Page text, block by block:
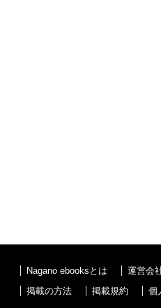
Nagano ebooksとは 運営会
掲載の方法
掲載規約 個